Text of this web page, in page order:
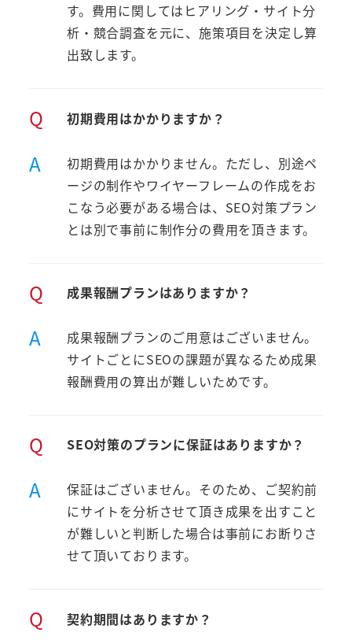
す。費用に関してはヒアリング・サイト分
析・競合調査を元に、施策項目を決定し算
出致します。
Q 初期費用はかかりますか？
A
初期費用はかかりません。ただし、別途ペ
ージの制作やワイヤーフレームの作成をお
こなう必要がある場合は、SEO対策プラン
とは別で事前に制作分の費用を頂きます。
Q 成果報酬プランはありますか？
A
成果報酬プランのご用意はございません。
サイトごとにSEOの課題が異なるため成果
報酬費用の算出が難しいためです。
Q SEO対策のプランに保証はありますか？
A
保証はございません。そのため、ご契約前
にサイトを分析させて頂き成果を出すこと
が難しいと判断した場合は事前にお断りさ
せて頂いております。
Q 契約期間はありますか？